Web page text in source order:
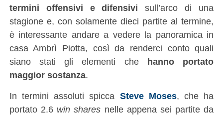
termini offensivi e difensivi sull’arco di una
stagione e, con solamente dieci partite al termine,
è interessante andare a vedere la panoramica in
casa Ambrì Piotta, così da renderci conto quali
siano stati gli elementi che hanno portato
maggior sostanza.
In termini assoluti spicca Steve Moses, che ha
portato 2.6 win shares nelle appena sei partite da